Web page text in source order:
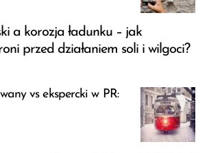
a korozja ładunku – jak
przed działaniem soli i wilgoci?
vs ekspercki w PR: